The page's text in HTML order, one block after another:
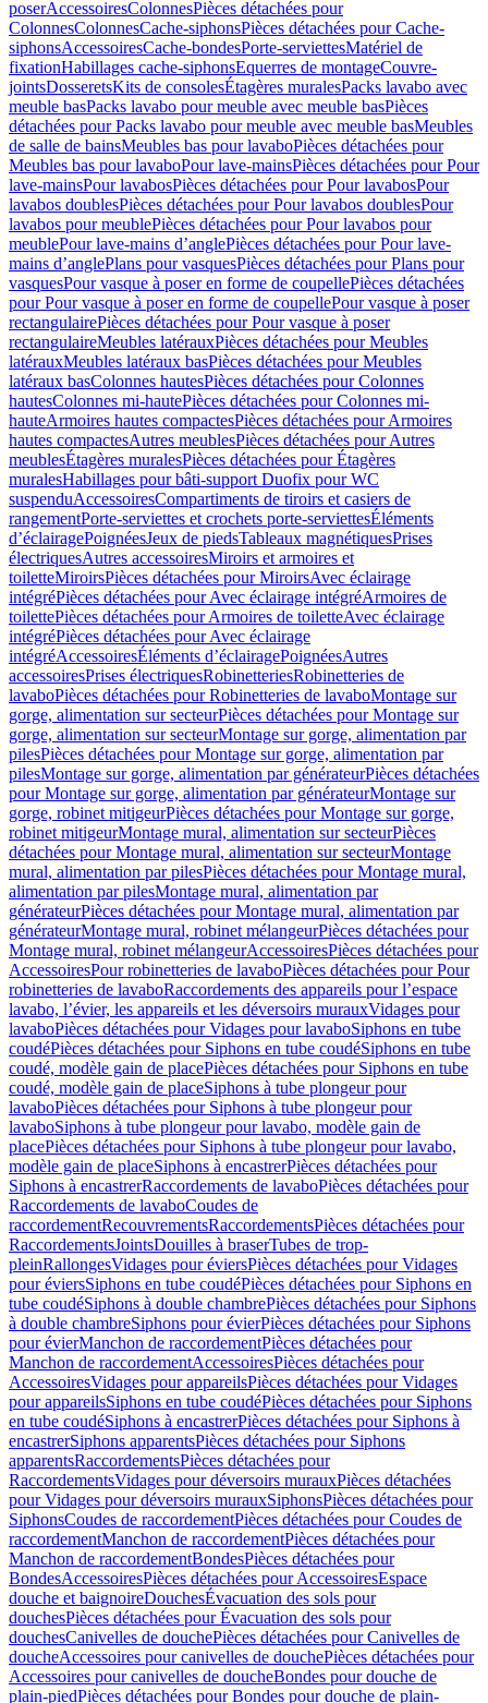
poserAccessoiresColonnesPièces détachées pour
ColonnesColonnesCache-siphonsPièces détachées pour Cache-
siphonsAccessoiresCache-bondesPorte-serviettesMatériel de
fixationHabillages cache-siphonsEquerres de montageCouvre-
jointsDosseretsKits de consolesÉtagères muralesPacks lavabo avec
meuble basPacks lavabo pour meuble avec meuble basPièces
détachées pour Packs lavabo pour meuble avec meuble basMeubles
de salle de bainsMeubles bas pour lavaboPièces détachées pour
Meubles bas pour lavaboPour lave-mainsPièces détachées pour Pour
lave-mainsPour lavabosPièces détachées pour Pour lavabosPour
lavabos doublesPièces détachées pour Pour lavabos doublesPour
lavabos pour meublePièces détachées pour Pour lavabos pour
meublePour lave-mains d’anglePièces détachées pour Pour lave-
mains d’anglePlans pour vasquesPièces détachées pour Plans pour
vasquesPour vasque à poser en forme de coupellePièces détachées
pour Pour vasque à poser en forme de coupellePour vasque à poser
rectangulairePièces détachées pour Pour vasque à poser
rectangulaireMeubles latérauxPièces détachées pour Meubles
latérauxMeubles latéraux basPièces détachées pour Meubles
latéraux basColonnes hautesPièces détachées pour Colonnes
hautesColonnes mi-hautePièces détachées pour Colonnes mi-
hauteArmoires hautes compactesPièces détachées pour Armoires
hautes compactesAutres meublesPièces détachées pour Autres
meublesÉtagères muralesPièces détachées pour Étagères
muralesHabillages pour bâti-support Duofix pour WC
suspenduAccessoiresCompartiments de tiroirs et casiers de
rangementPorte-serviettes et crochets porte-serviettesÉléments
d’éclairagePoignéesJeux de piedsTableaux magnétiquesPrises
électriquesAutres accessoiresMiroirs et armoires et
toiletteMiroirsPièces détachées pour MiroirsAvec éclairage
intégréPièces détachées pour Avec éclairage intégréArmoires de
toilettePièces détachées pour Armoires de toiletteAvec éclairage
intégréPièces détachées pour Avec éclairage
intégréAccessoiresÉléments d’éclairagePoignéesAutres
accessoiresPrises électriquesRobinetteriesRobinetteries de
lavaboPièces détachées pour Robinetteries de lavaboMontage sur
gorge, alimentation sur secteurPièces détachées pour Montage sur
gorge, alimentation sur secteurMontage sur gorge, alimentation par
pilesPièces détachées pour Montage sur gorge, alimentation par
pilesMontage sur gorge, alimentation par générateurPièces détachées
pour Montage sur gorge, alimentation par générateurMontage sur
gorge, robinet mitigeurPièces détachées pour Montage sur gorge,
robinet mitigeurMontage mural, alimentation sur secteurPièces
détachées pour Montage mural, alimentation sur secteurMontage
mural, alimentation par pilesPièces détachées pour Montage mural,
alimentation par pilesMontage mural, alimentation par
générateurPièces détachées pour Montage mural, alimentation par
générateurMontage mural, robinet mélangeurPièces détachées pour
Montage mural, robinet mélangeurAccessoiresPièces détachées pour
AccessoiresPour robinetteries de lavaboPièces détachées pour Pour
robinetteries de lavaboRaccordements des appareils pour l’espace
lavabo, l’évier, les appareils et les déversoirs murauxVidages pour
lavaboPièces détachées pour Vidages pour lavaboSiphons en tube
coudéPièces détachées pour Siphons en tube coudéSiphons en tube
coudé, modèle gain de placePièces détachées pour Siphons en tube
coudé, modèle gain de placeSiphons à tube plongeur pour
lavaboPièces détachées pour Siphons à tube plongeur pour
lavaboSiphons à tube plongeur pour lavabo, modèle gain de
placePièces détachées pour Siphons à tube plongeur pour lavabo,
modèle gain de placeSiphons à encastrerPièces détachées pour
Siphons à encastrerRaccordements de lavaboPièces détachées pour
Raccordements de lavaboCoudes de
raccordementRecouvrementsRaccordementsPièces détachées pour
RaccordementsJointsDouilles à braserTubes de trop-
pleinRallongesVidages pour éviersPièces détachées pour Vidages
pour éviersSiphons en tube coudéPièces détachées pour Siphons en
tube coudéSiphons à double chambrePièces détachées pour Siphons
à double chambreSiphons pour évierPièces détachées pour Siphons
pour évierManchon de raccordementPièces détachées pour
Manchon de raccordementAccessoiresPièces détachées pour
AccessoiresVidages pour appareilsPièces détachées pour Vidages
pour appareilsSiphons en tube coudéPièces détachées pour Siphons
en tube coudéSiphons à encastrerPièces détachées pour Siphons à
encastrerSiphons apparentsPièces détachées pour Siphons
apparentsRaccordementsPièces détachées pour
RaccordementsVidages pour déversoirs murauxPièces détachées
pour Vidages pour déversoirs murauxSiphonsPièces détachées pour
SiphonsCoudes de raccordementPièces détachées pour Coudes de
raccordementManchon de raccordementPièces détachées pour
Manchon de raccordementBondesPièces détachées pour
BondesAccessoiresPièces détachées pour AccessoiresEspace
douche et baignoireDouchesÉvacuation des sols pour
douchesPièces détachées pour Évacuation des sols pour
douchesCanivelles de douchePièces détachées pour Canivelles de
doucheAccessoires pour canivelles de douchePièces détachées pour
Accessoires pour canivelles de doucheBondes pour douche de
plain-piedPièces détachées pour Bondes pour douche de plain-